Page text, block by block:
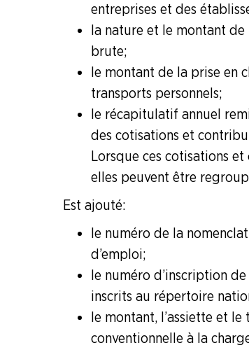
Les Risques Industriels Majeurs
entreprises et des
la nature et le montant
brute ;
le montant de la prise en
transports personnels ;
le récapitulatif annuel
des cotisations et
Lorsque ces cotisations
elles peuvent être
Est ajouté :
le numéro de la
d’emploi ;
le numéro d’inscription
inscrits au répertoire
le montant, l’assiette et
conventionnelle à la